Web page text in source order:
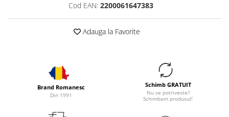
Cod EAN: 2200061647383
Adauga la Favorite
Brand Romanesc
Din 1991
Schimb GRATUIT
Nu se potriveste?
Schimbam produsul!